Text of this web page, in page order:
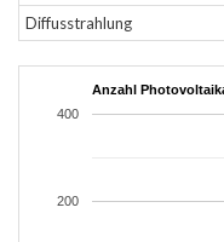
Diffusstrahlung
Anzahl
200
400